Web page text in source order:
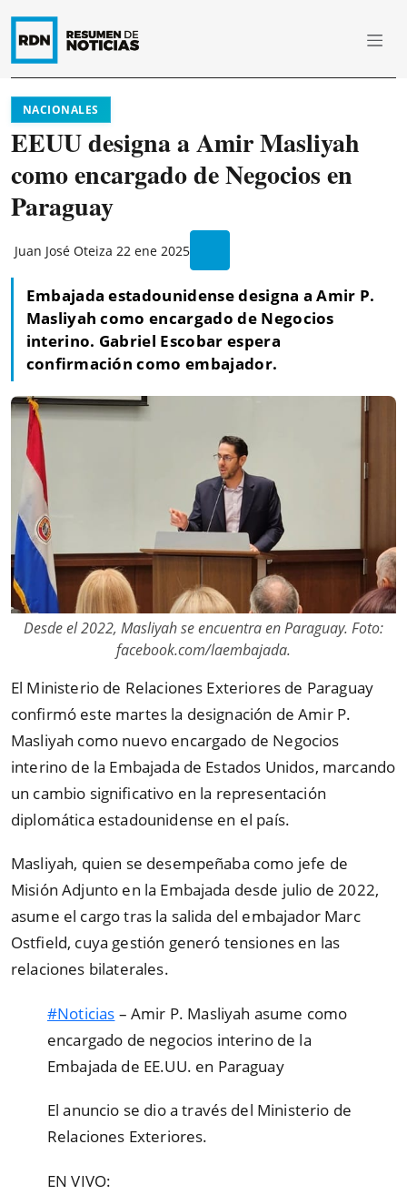
NACIONALES
EEUU designa a Amir Masliyah
como encargado de Negocios en
Paraguay
Juan José Oteiza 22 ene 2025
Embajada estadounidense designa a Amir P.
Masliyah como encargado de Negocios
interino. Gabriel Escobar espera
confirmación como embajador.
Desde el 2022, Masliyah se encuentra en Paraguay. Foto:
facebook.com/laembajada.
El Ministerio de Relaciones Exteriores de Paraguay
confirmó este martes la designación de Amir P.
Masliyah como nuevo encargado de Negocios
interino de la Embajada de Estados Unidos, marcando
un cambio significativo en la representación
diplomática estadounidense en el país.
Masliyah, quien se desempeñaba como jefe de
Misión Adjunto en la Embajada desde julio de 2022,
asume el cargo tras la salida del embajador Marc
Ostfield, cuya gestión generó tensiones en las
relaciones bilaterales.
#Noticias – Amir P. Masliyah asume como
encargado de negocios interino de la
Embajada de EE.UU. en Paraguay
El anuncio se dio a través del Ministerio de
Relaciones Exteriores.
EN VIVO: